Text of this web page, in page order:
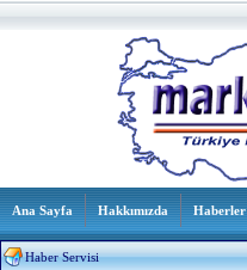
Ana Sayfa Hakkımızda Haberler
Haber Servisi